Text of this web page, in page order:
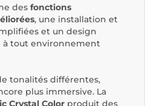
des fonctions
, une installation et
et un design
à tout environnement
tonalités différentes,
plus immersive. La
Crystal Color produit des